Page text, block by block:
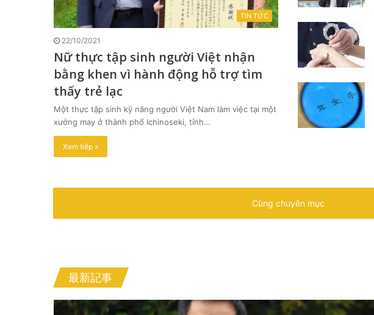
TIN TỨC
22/10/2021
Nữ thực tập sinh người Việt nhận
bằng khen vì hành động hỗ trợ tìm
thấy trẻ lạc
Một thực tập sinh kỹ năng người Việt Nam làm việc tại một
xưởng may ở thành phố Ichinoseki, tỉnh…
Xem tiếp »
Cùng chuyên mục
最新記事